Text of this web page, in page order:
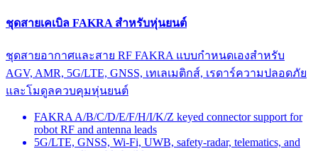
ชุดสายเคเบิล FAKRA สำหรับหุ่นยนต์
ชุดสายอากาศและสาย RF FAKRA แบบกำหนดเองสำหรับ
AGV, AMR, 5G/LTE, GNSS, เทเลเมติกส์, เรดาร์ความปลอดภัย
และโมดูลควบคุมหุ่นยนต์
FAKRA A/B/C/D/E/F/H/I/K/Z keyed connector support for
robot RF and antenna leads
5G/LTE, GNSS, Wi-Fi, UWB, safety-radar, telematics, and